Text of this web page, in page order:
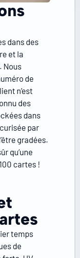
dans des
et la
Nous
de
n’est
des
dans
par
gradées.
qu’une
cartes !
temps
de